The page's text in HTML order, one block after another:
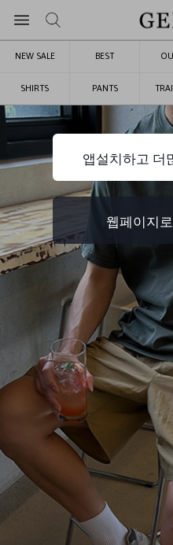
NEW SALE BEST
SHIRTS PANTS
앱설치하고 더
웹페이지